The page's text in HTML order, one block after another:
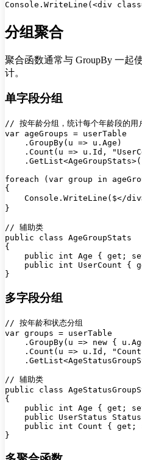
分组聚合
聚合函数通常与 GroupBy 一起
计。
单字段分组
// 按年龄分组，统计每个年龄段的用
var ageGroups = userTable
    .GroupBy(u => u.Age)
.Count(u => u.Id,
foreach (var group in
{
Console.WriteLine($</
}
// 辅助类
public class AgeGroupStats
{
public int Age { get;
public int UserCount {
多字段分组
// 按年龄和状态分组
var groups = userTable
.GroupBy(u => new {
.Count(u => u.Id,
// 辅助类
public class
{
public int Age { get;
public UserStatus
public int Count { get;